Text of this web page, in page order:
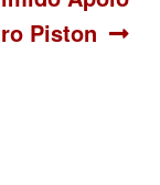
Piston